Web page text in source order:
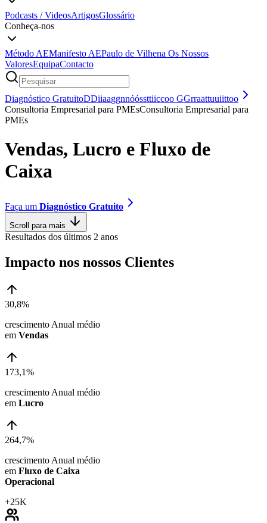
Podcasts / VideosArtigosGlossário
Conheça-nos
Método AEManifesto AEPaulo de Vilhena Os Nossos
ValoresEquipaContacto
Diagnóstico GratuitoDDiiaaggnnóóssttiiccoo GGrraattuuiittoo
Consultoria Empresarial para PMEsConsultoria Empresarial para
PMEs
Vendas, Lucro e Fluxo de
Caixa
Faça um Diagnóstico Gratuito
Scroll para mais
Resultados dos últimos 2 anos
Impacto nos nossos Clientes
30,8%
crescimento Anual médio
em Vendas
173,1%
crescimento Anual médio
em Lucro
264,7%
crescimento Anual médio
em Fluxo de Caixa
Operacional
+25K